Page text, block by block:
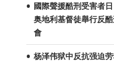
國際聲援酷刑受害者
奥地利基督徒舉行反
會
杨泽伟狱中反抗强迫